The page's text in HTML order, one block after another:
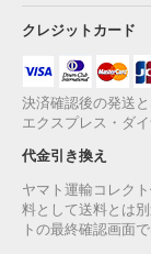
クレジットカード
決済確認後の発送
エクスプレス・ダ
代金引き換え
ヤマト運輸コレク
料として送料とは
トの最終確認画面